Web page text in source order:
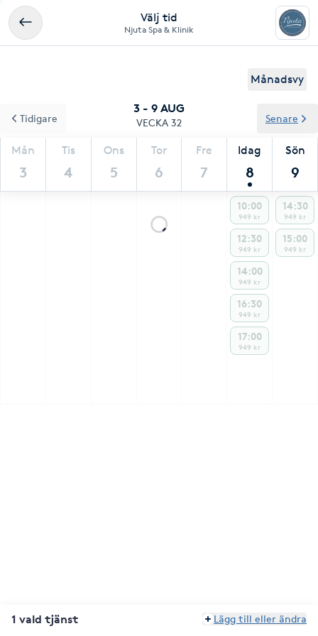
Välj tid
Njuta Spa & Klinik
Månadsvy
3 - 9 AUG
VECKA 32
Mån
3
Tis
4
Ons
5
Tor
6
Fre
7
Idag
8
Sön
9
Tidigare Senare
10:00
949 kr
12:30
949 kr
14:00
949 kr
16:30
949 kr
17:00
949 kr
14:30
949 kr
15:00
949 kr
1 vald tjänst Lägg till eller ändra